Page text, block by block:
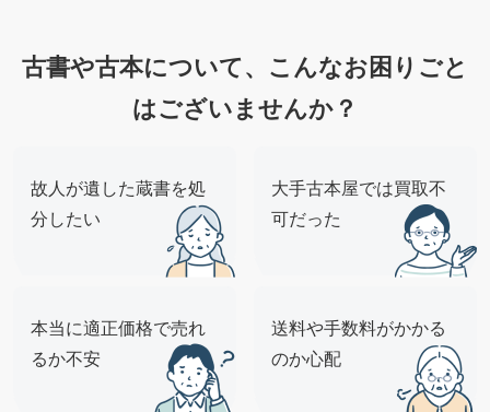
古書や古本について、こんなお困りごと
はございませんか？
故人が遺した蔵書を処
分したい
大手古本屋では買取不
可だった
本当に適正価格で売れ
るか不安
送料や手数料がかかる
のか心配